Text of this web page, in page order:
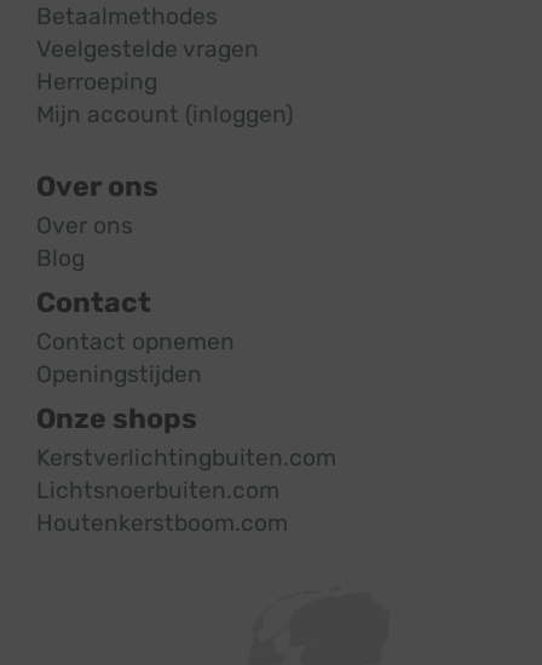
Betaalmethodes
Veelgestelde vragen
Herroeping
Mijn account (inloggen)
Over ons
Over ons
Blog
Contact
Contact opnemen
Openingstijden
Onze shops
Kerstverlichtingbuiten.com
Lichtsnoerbuiten.com
Houtenkerstboom.com